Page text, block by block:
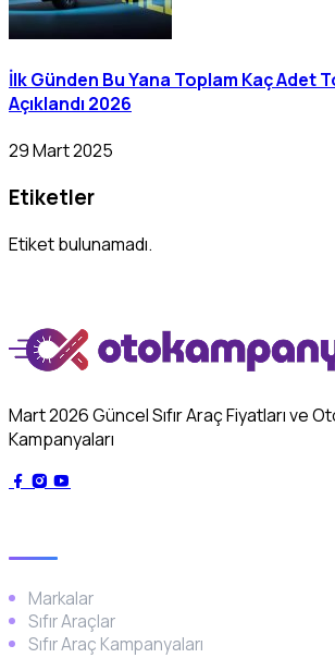
İlk Günden Bu Yana Toplam Kaç Adet
Açıklandı 2026
29 Mart 2025
Etiketler
Etiket bulunamadı.
Mart 2026 Güncel Sıfır Araç Fiyatları ve
Kampanyaları
Markalar
Sıfır Araçlar
Sıfır Araç Kampanyaları